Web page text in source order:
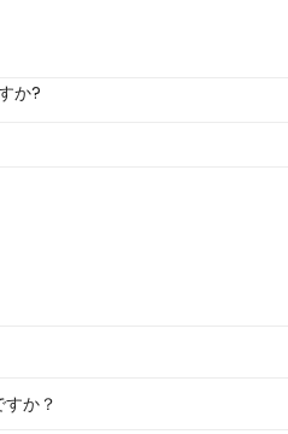
か?
か？